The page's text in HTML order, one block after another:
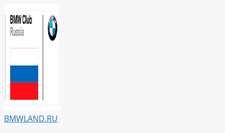
к
содержимому
BMWLAND.RU